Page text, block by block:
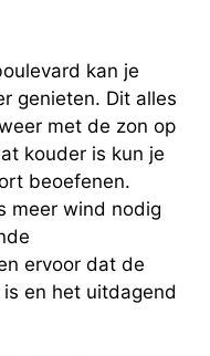
kan je
genieten. Dit alles
met de zon op
kouder is kun je
beoefenen.
meer wind nodig
ervoor dat de
en het uitdagend